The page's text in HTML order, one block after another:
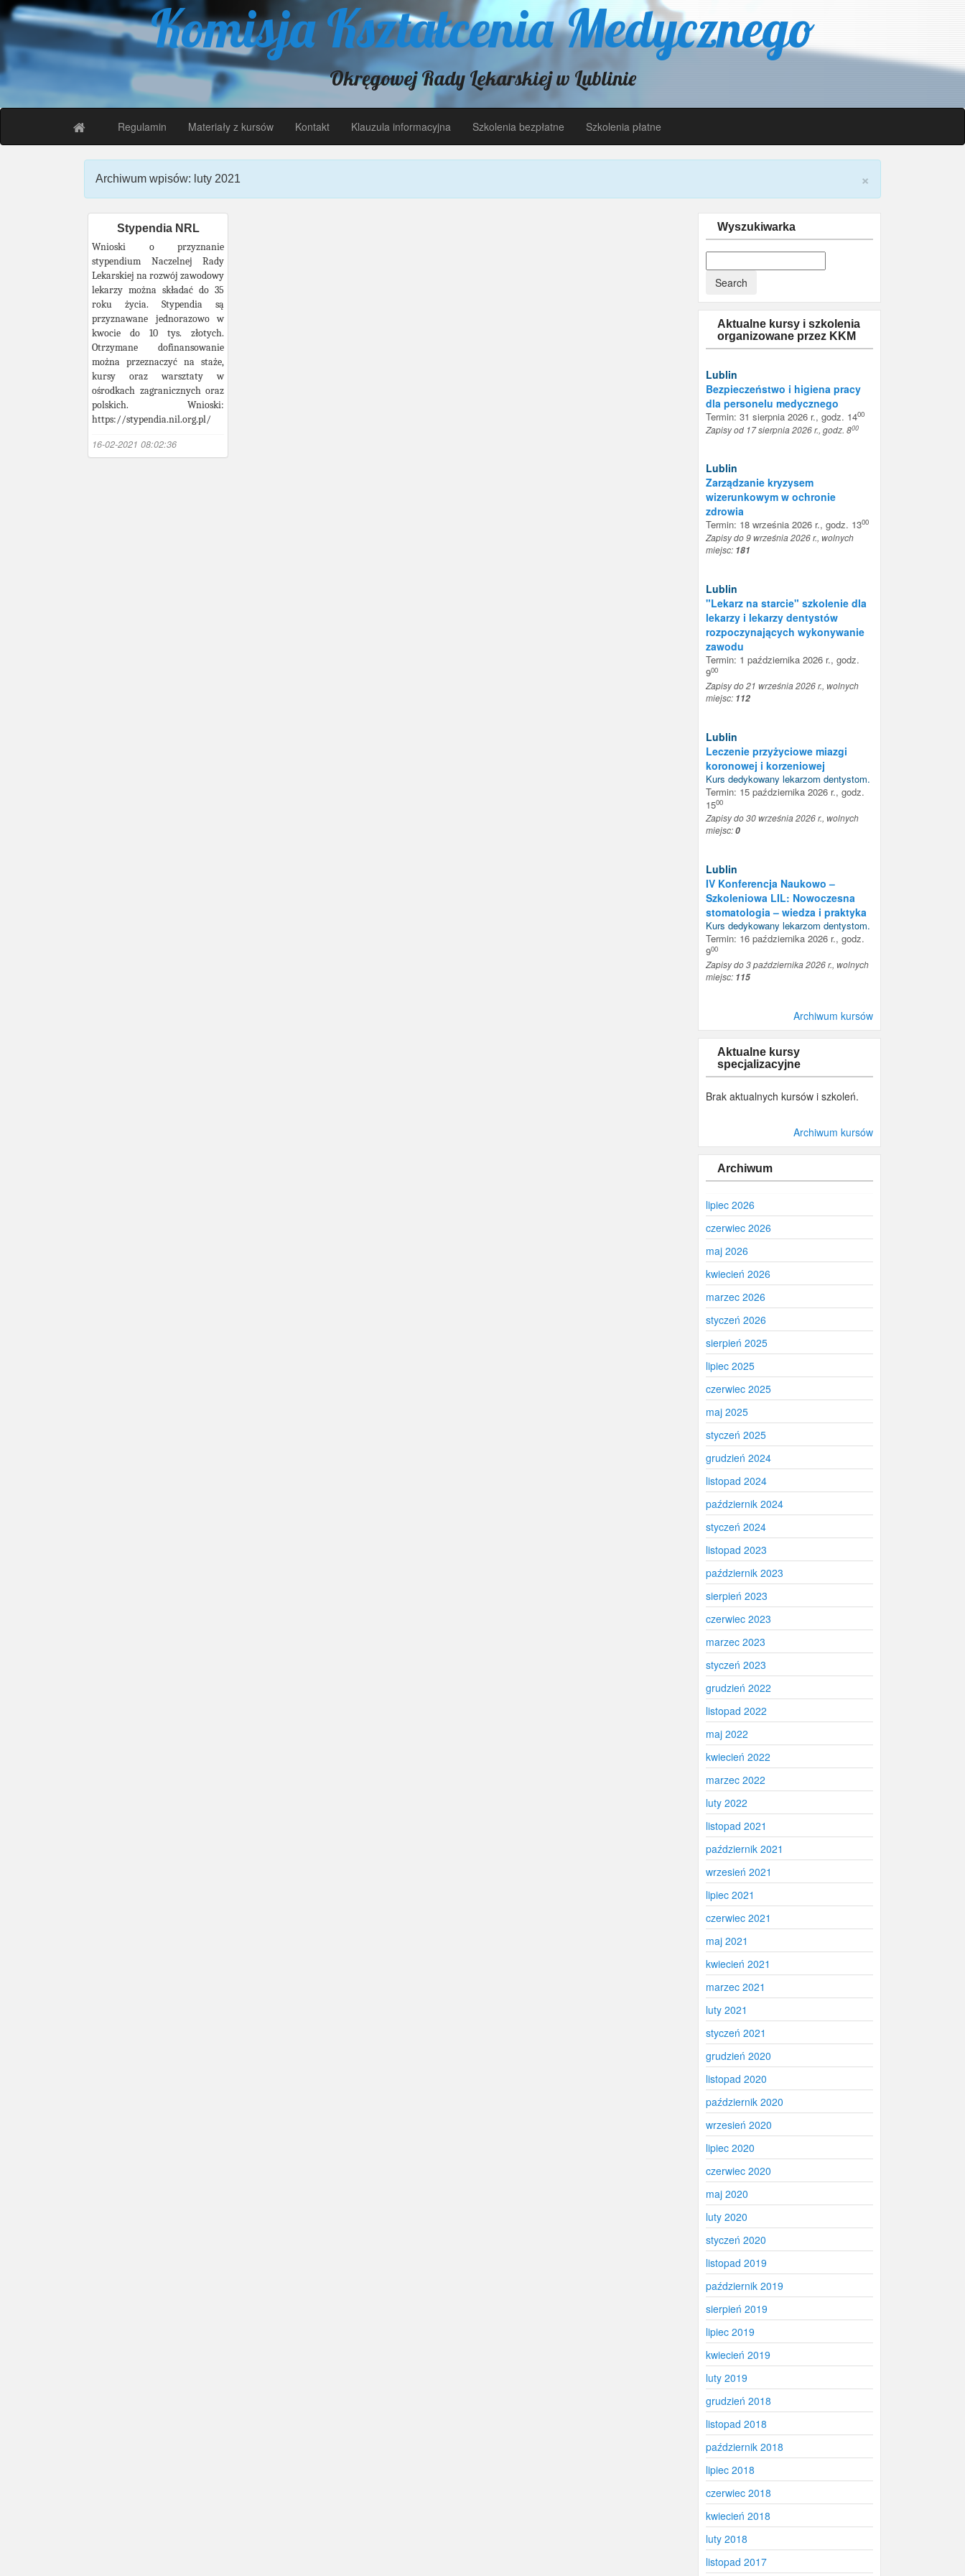
Komisja Kształcenia Medycznego
Okręgowej Rady Lekarskiej w Lublinie
Regulamin Materiały z kursów Kontakt Klauzula informacyjna Szkolenia bezpłatne Szkolenia płatne
×
Archiwum wpisów: luty 2021
Stypendia NRL
Wnioski o przyznanie
stypendium Naczelnej Rady
Lekarskiej na rozwój zawodowy
lekarzy można składać do 35
roku życia. Stypendia są
przyznawane jednorazowo w
kwocie do 10 tys. złotych.
Otrzymane dofinansowanie
można przeznaczyć na staże,
kursy oraz warsztaty w
ośrodkach zagranicznych oraz
polskich. Wnioski:
https://stypendia.nil.org.pl/
16-02-2021 08:02:36
Wyszukiwarka
Aktualne kursy i szkolenia
organizowane przez KKM
Lublin
Bezpieczeństwo i higiena pracy
dla personelu medycznego
Termin: 31 sierpnia 2026 r., godz. 1400
Zapisy od 17 sierpnia 2026 r., godz. 800
Lublin
Zarządzanie kryzysem
wizerunkowym w ochronie
zdrowia
Termin: 18 września 2026 r., godz. 1300
Zapisy do 9 września 2026 r., wolnych
miejsc: 181
Lublin
"Lekarz na starcie" szkolenie dla
lekarzy i lekarzy dentystów
rozpoczynających wykonywanie
zawodu
Termin: 1 października 2026 r., godz.
900
Zapisy do 21 września 2026 r., wolnych
miejsc: 112
Lublin
Leczenie przyżyciowe miazgi
koronowej i korzeniowej
Kurs dedykowany lekarzom dentystom.
Termin: 15 października 2026 r., godz.
1500
Zapisy do 30 września 2026 r., wolnych
miejsc:0
Lublin
IV Konferencja Naukowo –
Szkoleniowa LIL: Nowoczesna
stomatologia – wiedza i praktyka
Kurs dedykowany lekarzom dentystom.
Termin: 16 października 2026 r., godz.
900
Zapisy do 3 października 2026 r., wolnych
miejsc: 115
Archiwum kursów
Aktualne kursy
specjalizacyjne
Brak aktualnych kursów i szkoleń.
Archiwum kursów
Archiwum
lipiec 2026
czerwiec 2026
maj 2026
kwiecień 2026
marzec 2026
styczeń 2026
sierpień 2025
lipiec 2025
czerwiec 2025
maj 2025
styczeń 2025
grudzień 2024
listopad 2024
październik 2024
styczeń 2024
listopad 2023
październik 2023
sierpień 2023
czerwiec 2023
marzec 2023
styczeń 2023
grudzień 2022
listopad 2022
maj 2022
kwiecień 2022
marzec 2022
luty 2022
listopad 2021
październik 2021
wrzesień 2021
lipiec 2021
czerwiec 2021
maj 2021
kwiecień 2021
marzec 2021
luty 2021
styczeń 2021
grudzień 2020
listopad 2020
październik 2020
wrzesień 2020
lipiec 2020
czerwiec 2020
maj 2020
luty 2020
styczeń 2020
listopad 2019
październik 2019
sierpień 2019
lipiec 2019
kwiecień 2019
luty 2019
grudzień 2018
listopad 2018
październik 2018
lipiec 2018
czerwiec 2018
kwiecień 2018
luty 2018
listopad 2017